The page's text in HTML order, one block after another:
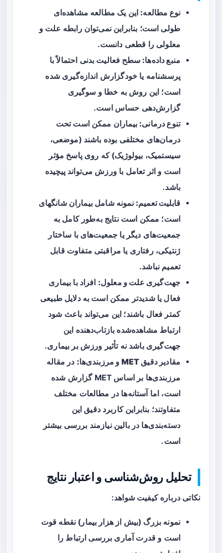
نوع مطالعه: این یک مطالعه مشاهده‌ای
طولی است؛ بنابراین نمی‌توان رابطه علت و
معلولی را قطعی دانست.
منبع داده‌ها: سطح فعالیت بدنی احتمالاً با
پرسشنامه یا خودگزارش اندازه‌گیری شده
است؛ این روش به خطا و سوگیری
گزارش‌دهی حساس است.
تنوع درمانی: بیماران ممکن است تحت
درمان‌های مختلفی بوده باشند (موضعی،
سیستمیک، بیولوژیک) که روی پاسخ مؤثر
است و اثر تعامل با ورزش می‌تواند پیچیده
باشد.
قابلیت تعمیم: نمونه شامل بیماران شانگهای
است؛ ممکن است نتایج به‌طور کامل به
جمعیت‌های دیگر یا جمعیت‌های با ساختار
ژنتیکی، رفتاری یا مراقبتی متفاوت قابل
تعمیم نباشد.
جهت‌گیری علت و معلول: افراد با بیماری
فعال یا شدیدتر ممکن است به دلایل طبیعی
کمتر فعال باشند؛ این می‌تواند باعث شود
ارتباط مشاهده‌شده بازتاب‌دهنده این
جهت‌گیری باشد نه تأثیر ورزش بر بیماری.
مقادیر دقیق MET و مرزبندی‌ها:
در مقاله
مرزبندی‌ها بر اساس MET گزارش شده
است، اما آستانه‌ها در مطالعات مختلف
متفاوتند؛ بنابراین کاربرد دقیق این
دسته‌بندی‌ها در بالین نیازمند بررسی بیشتر
است.
تحلیل روش‌شناسی و اعتبار نتایج
نکاتی درباره کیفیت شواهد:
نمونه بزرگ (بیش از هزار بیمار) نقطه قوت
است و قدرت آماری بررسی ارتباط را